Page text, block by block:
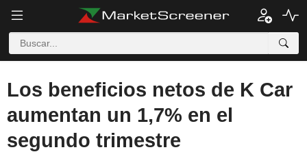
Los beneficios netos de K Car
aumentan un 1,7% en el
segundo trimestre